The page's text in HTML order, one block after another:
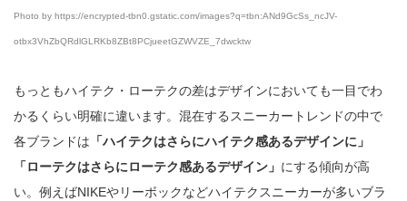
Photo by https://encrypted-tbn0.gstatic.com/images?q=tbn:ANd9GcSs_ncJV-
otbx3VhZbQRdlGLRKb8ZBt8PCjueetGZWVZE_7dwcktw
もっともハイテク・ローテクの差はデザインにおいても一目でわ
かるくらい明確に違います。混在するスニーカートレンドの中で
各ブランドは 「ハイテクはさらにハイテク感あるデザインに」
「ローテクはさらにローテク感あるデザイン」 にする傾向が高
い。例えばNIKEやリーボックなどハイテクスニーカーが多いブラ